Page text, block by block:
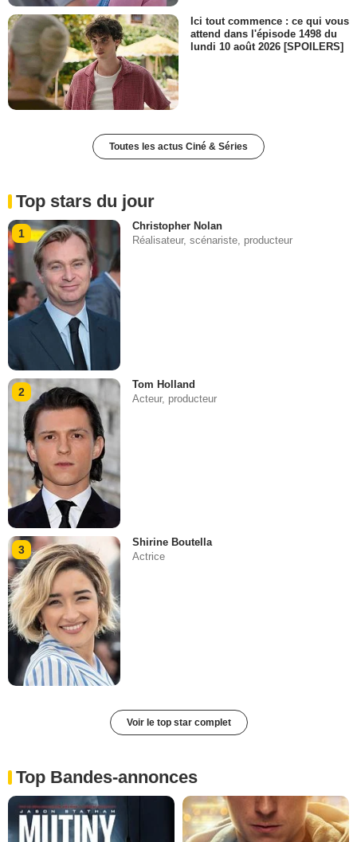
Ici tout commence : ce qui vous
attend dans l'épisode 1498 du
lundi 10 août 2026 [SPOILERS]
Toutes les actus Ciné & Séries
Top stars du jour
1
Christopher Nolan
Réalisateur, scénariste, producteur
2
Tom Holland
Acteur, producteur
3
Shirine Boutella
Actrice
Voir le top star complet
Top Bandes-annonces